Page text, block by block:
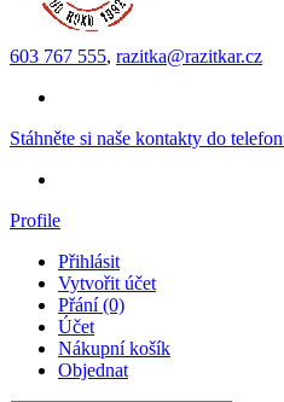
603 767 555, razitka@razitkar.cz
Stáhněte si naše kontakty do
Profile
Přihlásit
Vytvořit účet
Přání (0)
Účet
Nákupní košík
Objednat